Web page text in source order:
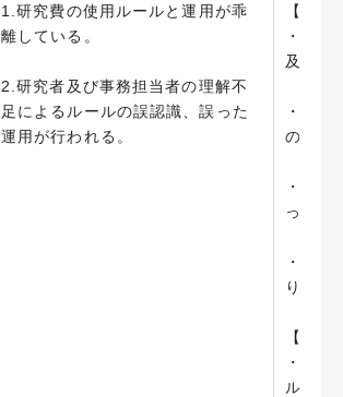
1.研究費の使用ルールと運用が乖
離している。
2.研究者及び事務担当者の理解不
足によるルールの誤認識、誤った
運用が行われる。
【実施
・「
及びホ
・文
の改訂
・補
ってい
・使
り、誤
【今
・使
ル等の